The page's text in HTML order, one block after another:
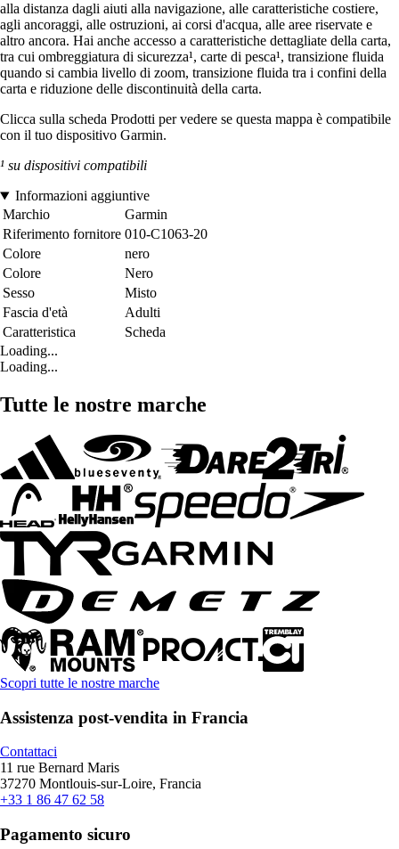
alla distanza dagli aiuti alla navigazione, alle caratteristiche costiere,
agli ancoraggi, alle ostruzioni, ai corsi d'acqua, alle aree riservate e
altro ancora. Hai anche accesso a caratteristiche dettagliate della carta,
tra cui ombreggiatura di sicurezza¹, carte di pesca¹, transizione fluida
quando si cambia livello di zoom, transizione fluida tra i confini della
carta e riduzione delle discontinuità della carta.
Clicca sulla scheda Prodotti per vedere se questa mappa è compatibile
con il tuo dispositivo Garmin.
¹ su dispositivi compatibili
Informazioni aggiuntive
Marchio
Garmin
Riferimento fornitore 010-C1063-20
Colore
nero
Colore
Nero
Sesso
Misto
Fascia d'età
Adulti
Caratteristica
Scheda
Loading...
Loading...
Tutte le nostre marche
Scopri tutte le nostre marche
Assistenza post-vendita in Francia
Contattaci
11 rue Bernard Maris
37270 Montlouis-sur-Loire, Francia
+33 1 86 47 62 58
Pagamento sicuro